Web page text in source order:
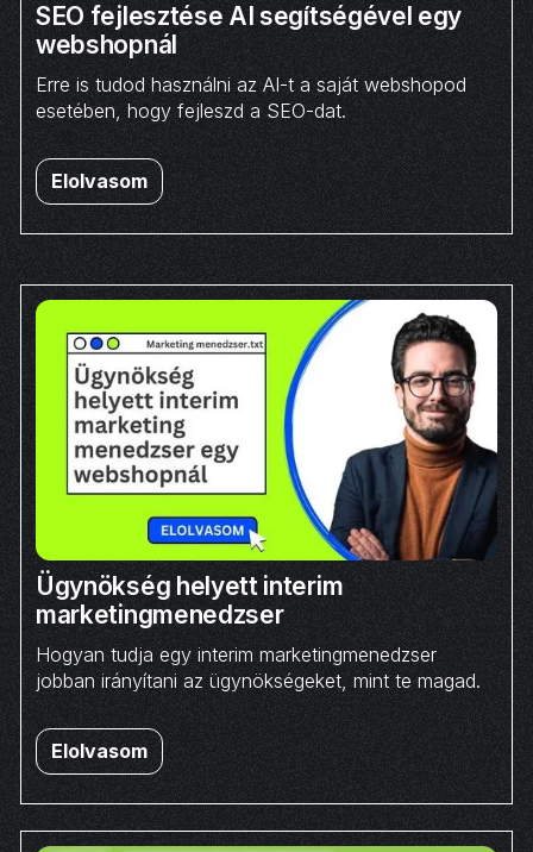
SEO fejlesztése AI segítségével egy
webshopnál
Erre is tudod használni az AI-t a saját webshopod
esetében, hogy fejleszd a SEO-dat.
Elolvasom
Ügynökség helyett interim
marketingmenedzser
Hogyan tudja egy interim marketingmenedzser
jobban irányítani az ügynökségeket, mint te magad.
Elolvasom